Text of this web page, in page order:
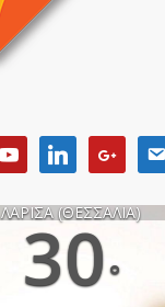
ΛΑΡΙΣΑ (ΘΕΣΣΑΛΙΑ)
30°